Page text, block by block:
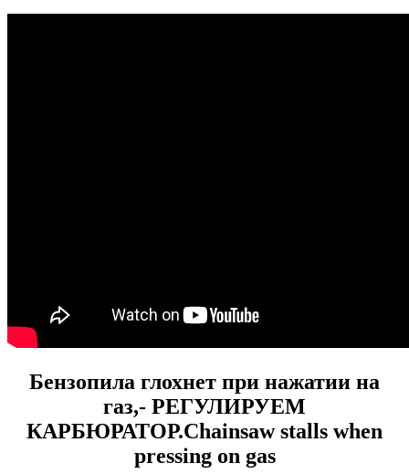
Бензопила глохнет при нажатии на
газ,- РЕГУЛИРУЕМ
КАРБЮРАТОР.Chainsaw stalls when
pressing on gas